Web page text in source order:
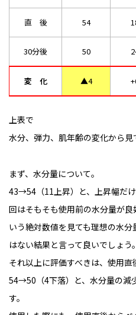
直　後 54
30分後 50
変　化 ▲4
上表で
水分、弾力、肌年齢の変化から見
まず、水分量について。
43→54（11上昇）と、上昇幅だ
回はそもそも使用前の水分量が
いう絶対数値を見ても理想の水
はない結果と言って良いでしょう。
それ以上に評価すべきは、使用
54→50（4下落）と、水分量の減
す。